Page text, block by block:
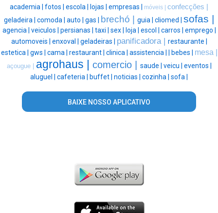
academia | fotos | escola | lojas | empresas | móveis | confecções |
geladeira | comoda | auto | gas | brechó | guia | cliomed | sofas |
agencia | veiculos | persianas | taxi | sex | loja | escol | carros | emprego |
automoveis | enxoval | geladeiras | panificadora | restaurante |
estetica | gws | cama | restaurant | clinica | assistencia | bebes | mesa |
açougue | agrohaus | comercio | saude | veicu | eventos |
aluguel | cafeteria | buffet | noticias | cozinha | sofa |
BAIXE NOSSO APLICATIVO